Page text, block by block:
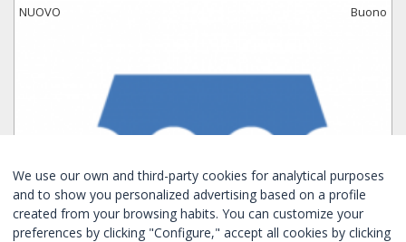
NUOVO Buono
We use our own and third-party cookies for analytical purposes
and to show you personalized advertising based on a profile
created from your browsing habits. You can customize your
preferences by clicking "Configure," accept all cookies by clicking